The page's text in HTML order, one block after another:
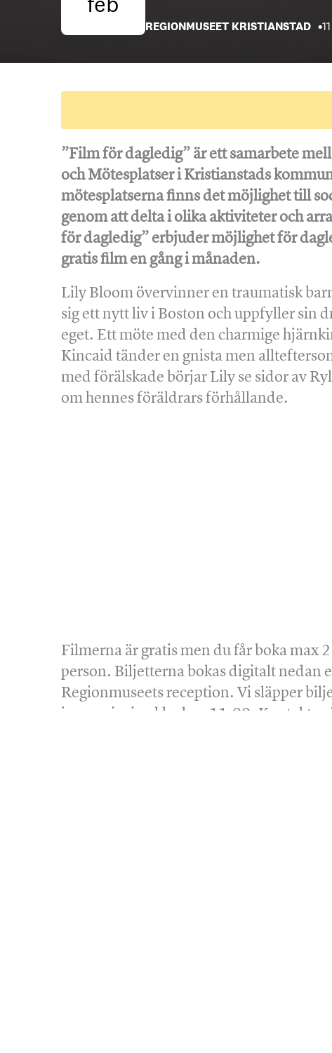
REGIONMUSEET KRISTIANSTAD
”Film för dagledig” är ett samarbete
och Mötesplatser i Kristianstads
mötesplatserna finns det möjlighet till
genom att delta i olika aktiviteter och
för dagledig” erbjuder möjlighet för
gratis film en gång i månaden.
Lily Bloom övervinner en traumatisk
sig ett nytt liv i Boston och uppfyller sin
eget. Ett möte med den charmige
Kincaid tänder en gnista men
med förälskade börjar Lily se sidor av
om hennes föräldrars förhållande.
Filmerna är gratis men du får boka max
person. Biljetterna bokas digitalt nedan
Regionmuseets reception. Vi släpper
innan visning klockan 11:00. Kontakta